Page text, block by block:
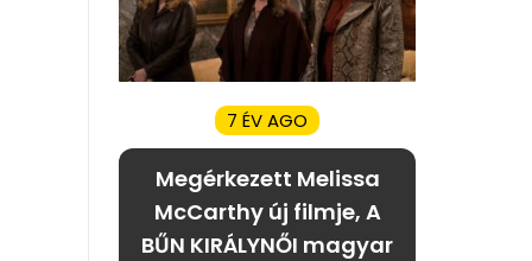
7 ÉV AGO
Megérkezett Melissa
McCarthy új filmje, A
BŰN KIRÁLYNŐI magyar